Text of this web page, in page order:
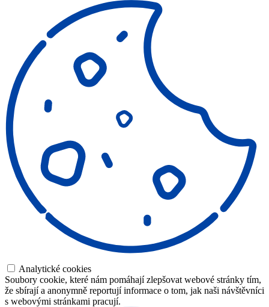
Analytické cookies
Soubory cookie, které nám pomáhají zlepšovat webové stránky tím,
že sbírají a anonymně reportují informace o tom, jak naši návštěvníci
s webovými stránkami pracují.